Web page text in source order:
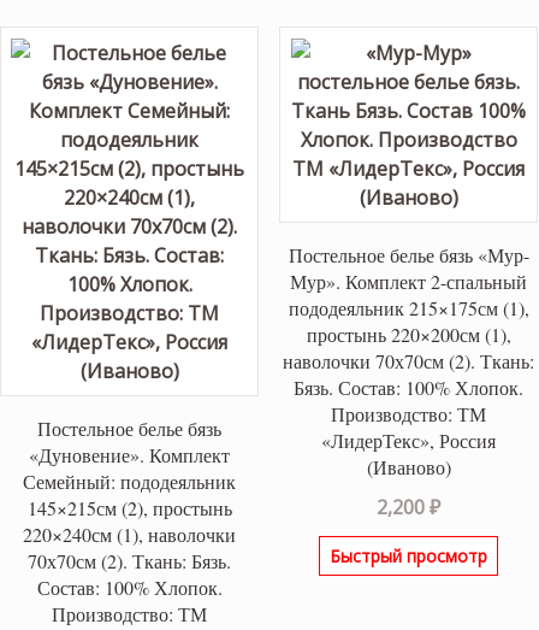
Постельное белье бязь
«Дуновение». Комплект
Семейный: пододеяльник
145×215см (2), простынь
220×240см (1), наволочки
70х70см (2). Ткань: Бязь.
Состав: 100% Хлопок.
Производство: ТМ
Постельное белье бязь «Мур-
Мур». Комплект 2-спальный
пододеяльник 215×175см (1),
простынь 220×200см (1),
наволочки 70х70см (2). Ткань:
Бязь. Состав: 100% Хлопок.
Производство: ТМ
«ЛидерТекс», Россия
(Иваново)
2,200₽
Быстрый просмотр